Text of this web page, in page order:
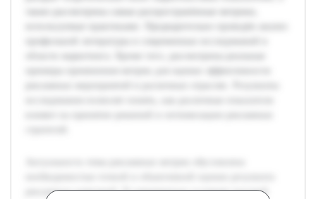
рекламных кампаний. В современных условиях высокой